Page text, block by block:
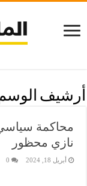
أرشيف
محاكمة سياسي
نازي محظور
أبريل 18, 2024 0